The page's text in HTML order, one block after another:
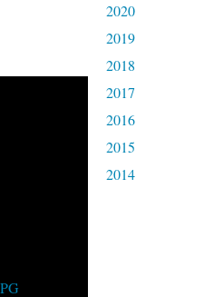
2020
2019
2018
2017
2016
2015
2014